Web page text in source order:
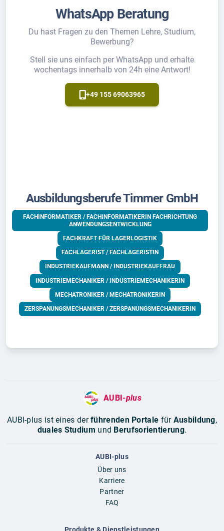
WhatsApp Beratung
Du hast Fragen zu den Themen Lehre, Studium,
Bewerbung?
Stell sie uns einfach per WhatsApp und erhalte
wochentags innerhalb von 24h eine Antwort!
+49 155 69063965
Ausbildungsberufe Timmer GmbH
FACHINFORMATIKER / FACHINFORMATIKERIN FACHRICHTUNG
ANWENDUNGSENTWICKLUNG
FACHKRAFT FÜR LAGERLOGISTIK
FACHLAGERIST / FACHLAGERISTIN
INDUSTRIEKAUFMANN / INDUSTRIEKAUFFRAU
INDUSTRIEMECHANIKER / INDUSTRIEMECHANIKERIN
MECHATRONIKER / MECHATRONIKERIN
ZERSPANUNGSMECHANIKER / ZERSPANUNGSMECHANIKERIN
AUBI-plus
AUBI-plus ist eines derführenden Portale für Ausbildung,
duales Studium und Berufsorientierung.
AUBI-plus
Über uns
Karriere
Partner
FAQ
Produkte & Dienstleistungen